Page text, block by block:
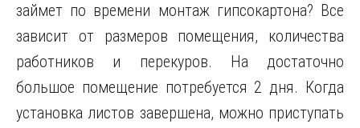
займет по времени монтаж гипсокартона? Все
зависит от размеров помещения, количества
работников и перекуров. На достаточно
большое помещение потребуется 2 дня. Когда
установка листов завершена, можно приступать